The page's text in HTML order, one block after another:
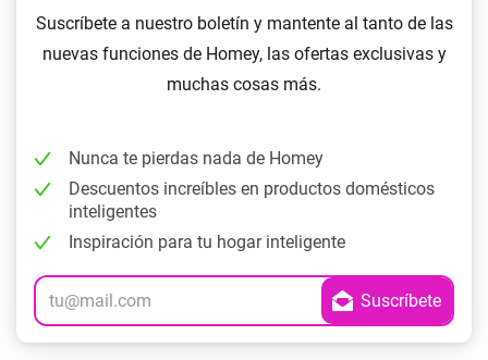
Suscríbete a nuestro boletín y mantente al tanto de las
nuevas funciones de Homey, las ofertas exclusivas y
muchas cosas más.
Nunca te pierdas nada de Homey
Descuentos increíbles en productos domésticos
inteligentes
Inspiración para tu hogar inteligente